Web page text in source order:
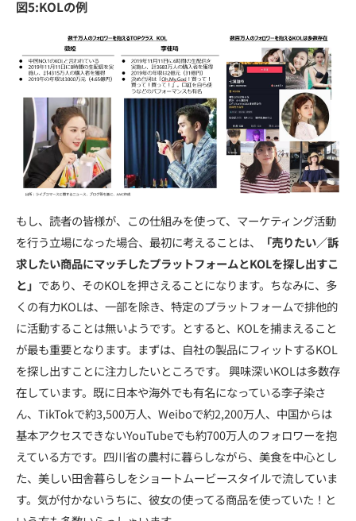
図5:KOLの例
もし、読者の皆様が、この仕組みを使って、マーケティング活動
を行う立場になった場合、最初に考えることは、
「売りたい／訴
求したい商品にマッチしたプラットフォームとKOLを探し出すこ
と」 であり、そのKOLを押さえることになります。ちなみに、多
くの有力KOLは、一部を除き、特定のプラットフォームで排他的
に活動することは無いようです。とすると、KOLを捕まえること
が最も重要となります。まずは、自社の製品にフィットするKOL
を探し出すことに注力したいところです。 興味深いKOLは多数存
在しています。既に日本や海外でも有名になっている李子染さ
ん、TikTokで約3,500万人、Weiboで約2,200万人、中国からは
基本アクセスできないYouTubeでも約700万人のフォロワーを抱
えている方です。四川省の農村に暮らしながら、美食を中心とし
た、美しい田舎暮らしをショートムービースタイルで流していま
す。気が付かないうちに、彼女の使ってる商品を使っていた！と